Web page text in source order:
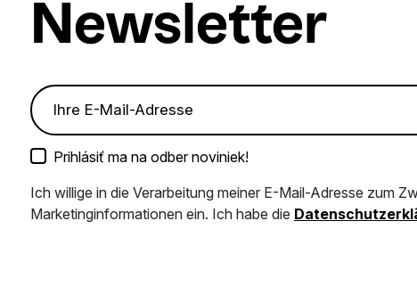
Newsletter
Prihlásiť ma na odber noviniek!
Ich willige in die Verarbeitung meiner E-Mail-Adresse zum
Marketinginformationen ein. Ich habe die